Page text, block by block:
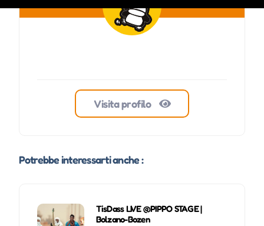
Visita profilo
Potrebbe interessarti anche :
TisDass LIVE @PIPPO STAGE |
Bolzano-Bozen